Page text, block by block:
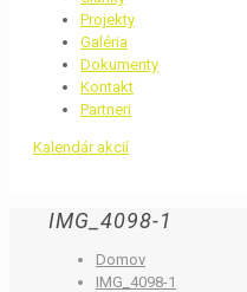
Projekty
Galéria
Dokumenty
Kontakt
Partneri
Kalendár akcií
IMG_4098-1
Domov
IMG_4098-1